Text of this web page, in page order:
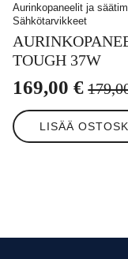
Aurinkopaneelit ja
Sähkötarvikkeet
TOUGH 37W
hinta
oli:
169,00€
Nykyinen
hinta
on:
LISÄÄ